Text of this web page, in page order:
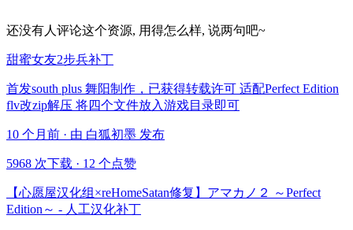
还没有人评论这个资源, 用得怎么样, 说两句吧~
甜蜜女友2步兵补丁
首发south plus 舞阳制作，已获得转载许可 适配Perfect Edition
flv改zip解压 将四个文件放入游戏目录即可
10 个月前 · 由 白狐初墨 发布
5968 次下载 · 12 个点赞
【心愿屋汉化组×reHomeSatan修复】アマカノ２ ～Perfect
Edition～ - 人工汉化补丁